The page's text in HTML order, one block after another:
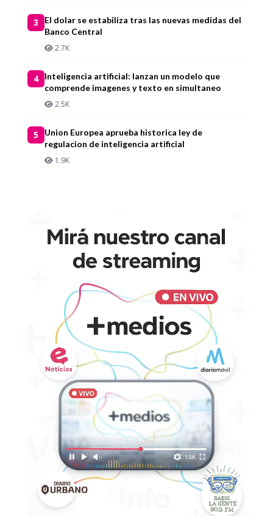
3
El dolar se estabiliza tras las nuevas medidas del
Banco Central
2.7K
4
Inteligencia artificial: lanzan un modelo que
comprende imagenes y texto en simultaneo
2.5K
5
Union Europea aprueba historica ley de
regulacion de inteligencia artificial
1.9K